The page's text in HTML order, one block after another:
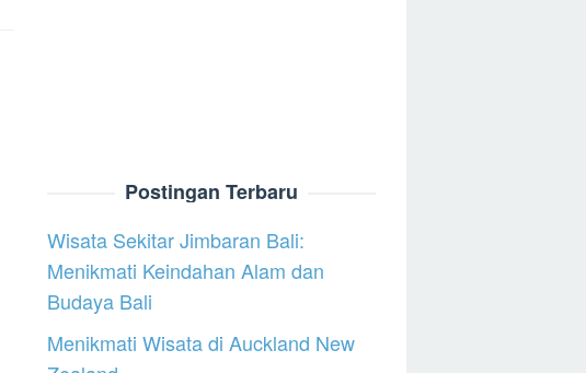
Postingan Terbaru
Wisata Sekitar Jimbaran Bali:
Menikmati Keindahan Alam dan
Budaya Bali
Menikmati Wisata di Auckland New